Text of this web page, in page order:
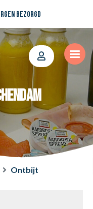
bezorgd
Ontbijt